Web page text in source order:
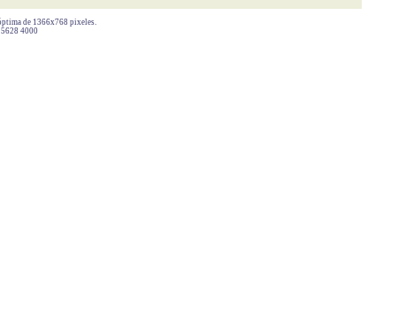
de 1366x768 pixeles.
5628 4000